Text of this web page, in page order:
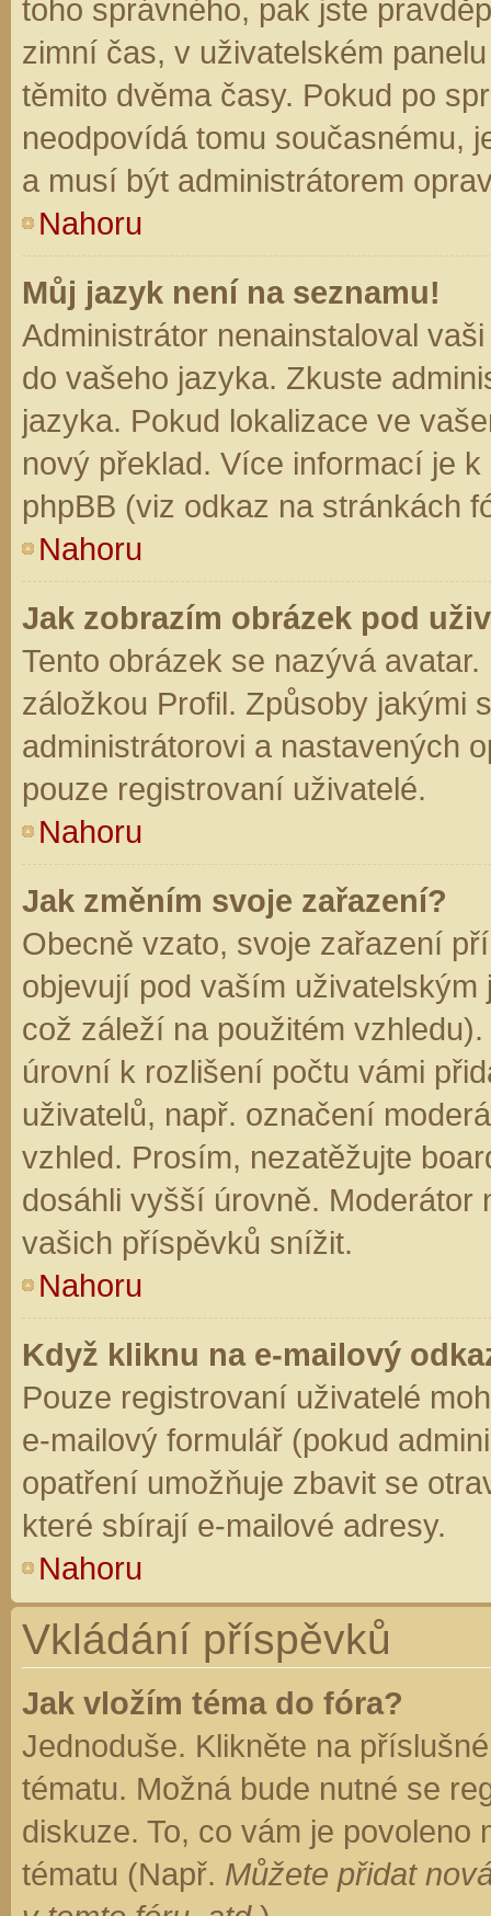
toho správného, pak jste
zimní čas, v uživatelském
těmito dvěma časy. Pokud po
neodpovídá tomu současnému,
a musí být administrátorem
Nahoru
Můj jazyk není na seznamu!
Administrátor nenainstaloval
do vašeho jazyka. Zkuste
jazyka. Pokud lokalizace ve
nový překlad. Více informací je
phpBB (viz odkaz na stránkách
Nahoru
Jak zobrazím obrázek pod
Tento obrázek se nazývá
záložkou Profil. Způsoby jakými
administrátorovi a nastavených
pouze registrovaní uživatelé.
Nahoru
Jak změním svoje zařazení?
Obecně vzato, svoje zařazení
objevují pod vaším
což záleží na použitém
úrovní k rozlišení počtu vámi
uživatelů, např. označení
vzhled. Prosím, nezatěžujte
dosáhli vyšší úrovně. Moderátor
vašich příspěvků snížit.
Nahoru
Když kliknu na e-mailový
Pouze registrovaní uživatelé
e-mailový formulář (pokud
opatření umožňuje zbavit se
které sbírají e-mailové adresy.
Nahoru
Vkládání příspěvků
Jak vložím téma do fóra?
Jednoduše. Klikněte na
tématu. Možná bude nutné se
diskuze. To, co vám je
tématu (Např. Můžete přidat